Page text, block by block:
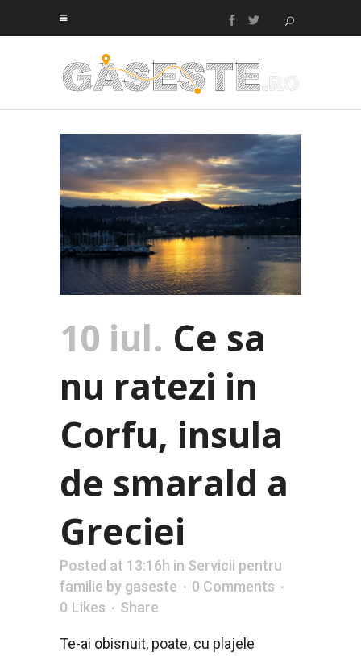
10 iul. Ce sa
nu ratezi in
Corfu, insula
de smarald a
Greciei
Posted at 13:16h in Servicii pentru
familie by gaseste
0 Comments
0 Likes Share
Te-ai obisnuit, poate, cu plajele